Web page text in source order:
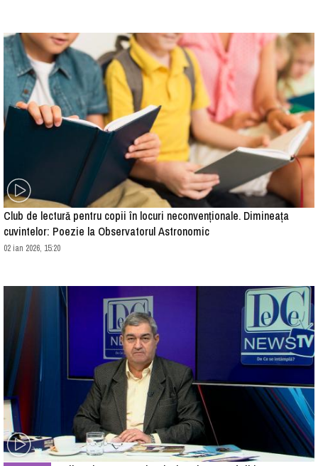
Club de lectură pentru copii în locuri neconvenționale. Dimineața
cuvintelor: Poezie la Observatorul Astronomic
02 ian 2026, 15:20